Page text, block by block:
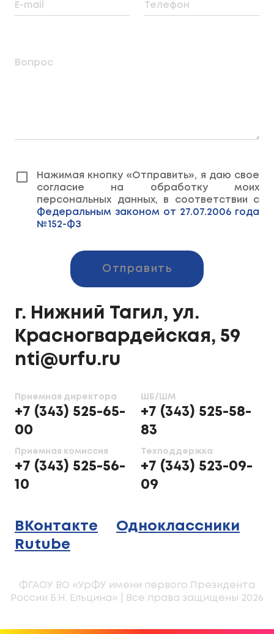
г. Нижний Тагил, ул.
Красногвардейская, 59
nti@urfu.ru
Приемная директора
+7 (343) 525-65-
00
Приемная комиссия
+7 (343) 525-56-
10
ШБ/ШМ
+7 (343) 525-58-
83
Техподдержка
+7 (343) 523-09-
09
ВКонтакте
Одноклассники
Rutube
E-mail Телефон
Вопрос
Нажимая кнопку «Отправить», я даю свое
согласие на обработку моих
персональных данных, в соответствии с
Федеральным законом от 27.07.2006 года
№152-ФЗ
Отправить
ФГАОУ ВО «УрФУ имени первого Президента
России Б.Н. Ельцина» | Все права защищены 2026